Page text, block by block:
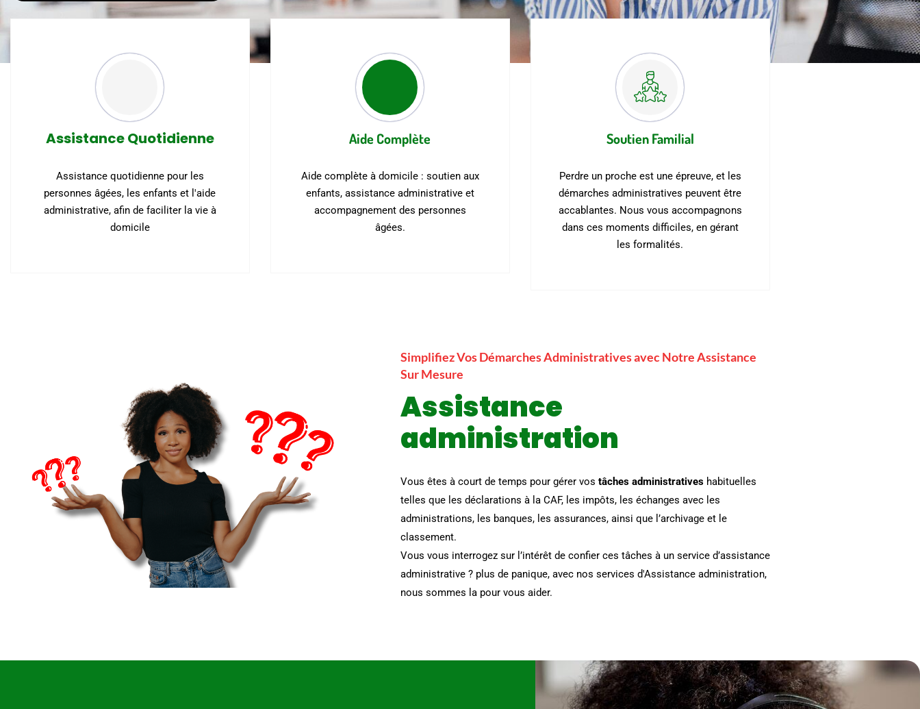
Assistance Quotidienne
Assistance quotidienne pour les
personnes âgées, les enfants et l'aide
administrative, afin de faciliter la vie à
domicile
Aide Complète
Aide complète à domicile : soutien aux
enfants, assistance administrative et
accompagnement des personnes
âgées.
Soutien Familial
Perdre un proche est une épreuve, et les
démarches administratives peuvent être
accablantes. Nous vous accompagnons
dans ces moments difficiles, en gérant
les formalités.
Simplifiez Vos Démarches Administratives avec Notre Assistance
Sur Mesure
Assistance
administration
Vous êtes à court de temps pour gérer vos tâches administratives habituelles
telles que les déclarations à la CAF, les impôts, les échanges avec les
administrations, les banques, les assurances, ainsi que l’archivage et le
classement.
Vous vous interrogez sur l’intérêt de confier ces tâches à un service d’assistance
administrative ? plus de panique, avec nos services d'Assistance administration,
nous sommes la pour vous aider.